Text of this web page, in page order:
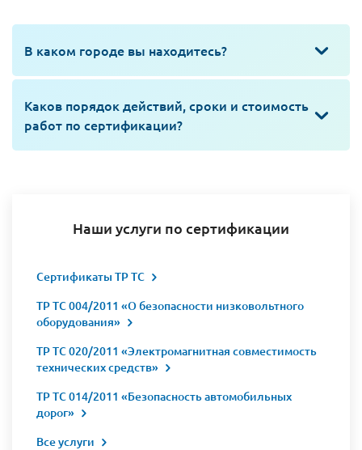
В каком городе вы находитесь?
Каков порядок действий, сроки и стоимость
работ по сертификации?
Наши услуги по сертификации
Сертификаты ТР ТС
ТР ТС 004/2011 «О безопасности низковольтного
оборудования»
ТР ТС 020/2011 «Электромагнитная совместимость
технических средств»
ТР ТС 014/2011 «Безопасность автомобильных
дорог»
Все услуги